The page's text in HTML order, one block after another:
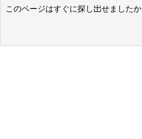
このページはすぐに探し出せましたか